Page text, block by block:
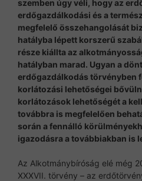
szemben úgy véli, hogy az
erdőgazdálkodási és a
megfelelő összehangolását
hatályba lépett korszerű
része kiállta az
hatályban marad. Ugyan a
erdőgazdálkodás törvényben
korlátozási lehetőségei
korlátozások lehetőségét a
továbbra is megfelelően
során a fennálló
igazodásra a továbbiakban is
Az Alkotmánybíróság elé még
XXXVII. törvény – az